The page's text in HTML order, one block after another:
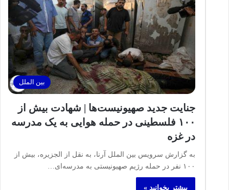
بین الملل
جنایت جدید صهیونیست‌ها | شهادت بیش از
۱۰۰ فلسطینی در حمله هوایی به یک مدرسه
در غزه
به گزارش سرویس بین الملل آرنا، به نقل از الجزیره، بیش از
۱۰۰ نفر در حمله رژیم صهیونیستی به مدرسه‌ای…
بیشتر بخوانید »